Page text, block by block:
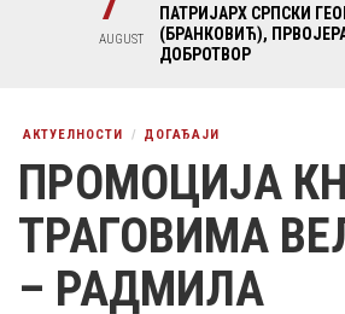
AUGUST
ПАТРИЈАРХ СРПСКИ
(БРАНКОВИЋ),
ДОБРОТВОР
АКТУЕЛНОСТИ ДОГАЂАЈИ
ПРОМОЦИЈА
ТРАГОВИМА
– РАДМИЛА